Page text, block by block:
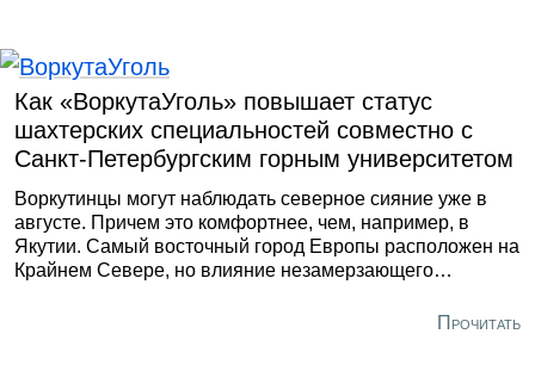
Как «ВоркутаУголь» повышает статус
шахтерских специальностей совместно с
Санкт-Петербургским горным университетом
Воркутинцы могут наблюдать северное сияние уже в
августе. Причем это комфортнее, чем, например, в
Якутии. Самый восточный город Европы расположен на
Крайнем Севере, но влияние незамерзающего
Температура в конце лета не опускается ниже 5,8Прочитать